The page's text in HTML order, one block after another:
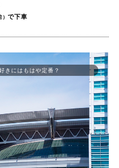
）で下車
きにはもはや定番？